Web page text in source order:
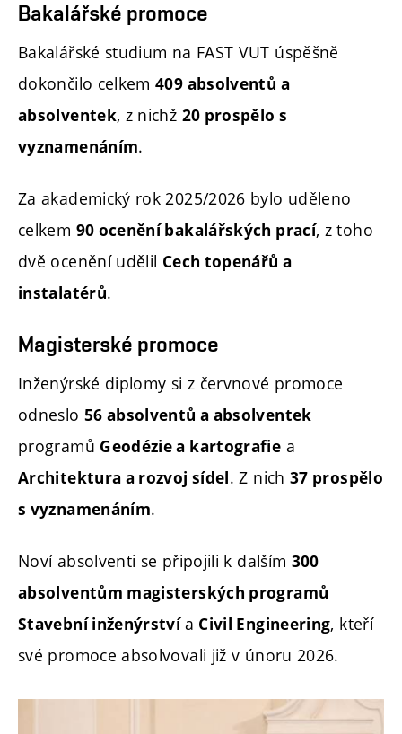
Bakalářské promoce
Bakalářské studium na FAST VUT úspěšně
dokončilo celkem409 absolventů a
absolventek, z nichž 20 prospělo s
vyznamenáním.
Za akademický rok 2025/2026 bylo uděleno
celkem 90 ocenění bakalářských prací, z toho
dvě ocenění udělil Cech topenářů a
instalatérů.
Magisterské promoce
Inženýrské diplomy si z červnové promoce
odneslo 56 absolventů a absolventek
programů Geodézie a kartografie a
Architektura a rozvoj sídel. Z nich 37 prospělo
s vyznamenáním.
Noví absolventi se připojili k dalším 300
absolventům magisterských programů
Stavební inženýrstvía Civil Engineering, kteří
své promoce absolvovali již v únoru 2026.